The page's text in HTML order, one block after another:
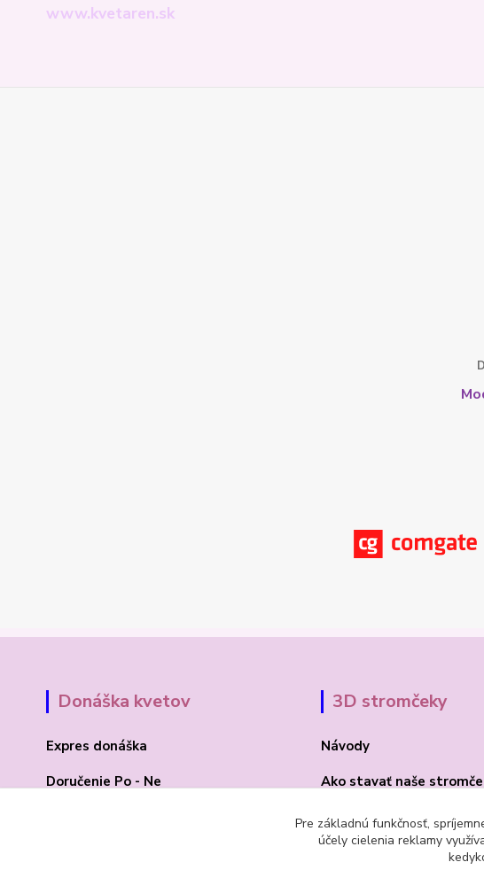
www.kvetaren.sk
Donáška kvetov
Expres donáška
Doručenie Po - Ne
3D stromčeky
Návody
Ako stavať naše
BLOG 3D
Akcia 2025
Pre základnú funkčnosť,
účely cielenia reklamy